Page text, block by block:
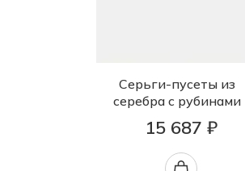
Серьги-пусеты из
серебра с рубинами
15 687 ₽